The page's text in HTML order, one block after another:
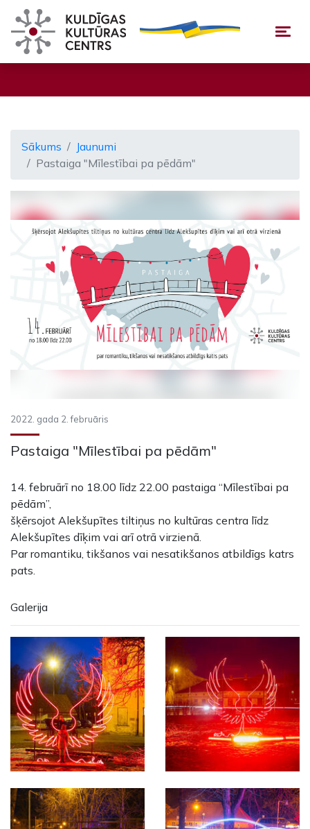
Sākums
Jaunumi
Pastaiga "Mīlestībai pa pēdām"
2022. gada 2. februāris
Pastaiga "Mīlestībai pa pēdām"
14. februārī no 18.00 līdz 22.00 pastaiga “Mīlestībai pa
pēdām”,
šķērsojot Alekšupītes tiltiņus no kultūras centra līdz
Alekšupītes dīķim vai arī otrā virzienā.
Par romantiku, tikšanos vai nesatikšanos atbildīgs katrs
pats.
Galerija